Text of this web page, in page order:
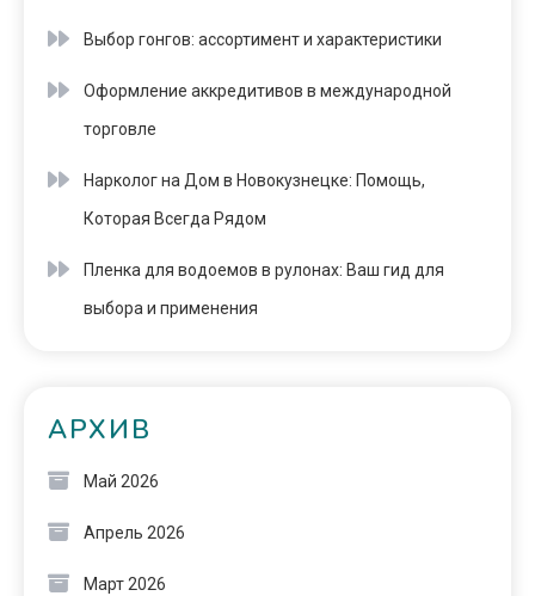
Выбор гонгов: ассортимент и характеристики
Оформление аккредитивов в международной
торговле
Нарколог на Дом в Новокузнецке: Помощь,
Которая Всегда Рядом
Пленка для водоемов в рулонах: Ваш гид для
выбора и применения
АРХИВ
Май 2026
Апрель 2026
Март 2026